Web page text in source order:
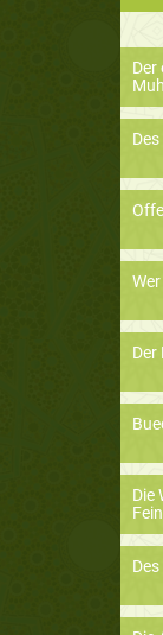
Der
Der
Die